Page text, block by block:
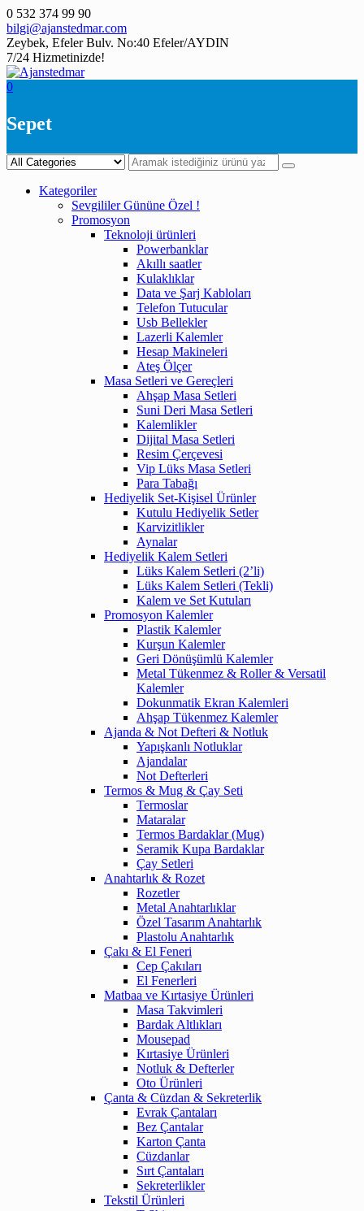
Skip
to
content
0 532 374 99 90
bilgi@ajanstedmar.com
Zeybek, Efeler Bulv. No:40 Efeler/AYDIN
7/24 Hizmetinizde!
0
Sepet
Kategoriler
Sevgililer Gününe Özel !
Promosyon
Teknoloji ürünleri
Powerbanklar
Akıllı saatler
Kulaklıklar
Data ve Şarj Kabloları
Telefon Tutucular
Usb Bellekler
Lazerli Kalemler
Hesap Makineleri
Ateş Ölçer
Masa Setleri ve Gereçleri
Ahşap Masa Setleri
Suni Deri Masa Setleri
Kalemlikler
Dijital Masa Setleri
Resim Çerçevesi
Vip Lüks Masa Setleri
Para Tabağı
Hediyelik Set-Kişisel Ürünler
Kutulu Hediyelik Setler
Karvizitlikler
Aynalar
Hediyelik Kalem Setleri
Lüks Kalem Setleri (2’li)
Lüks Kalem Setleri (Tekli)
Kalem ve Set Kutuları
Promosyon Kalemler
Plastik Kalemler
Kurşun Kalemler
Geri Dönüşümlü Kalemler
Metal Tükenmez & Roller & Versatil
Kalemler
Dokunmatik Ekran Kalemleri
Ahşap Tükenmez Kalemler
Ajanda & Not Defteri & Notluk
Yapışkanlı Notluklar
Ajandalar
Not Defterleri
Termos & Mug & Çay Seti
Termoslar
Mataralar
Termos Bardaklar (Mug)
Seramik Kupa Bardaklar
Çay Setleri
Anahtarlık & Rozet
Rozetler
Metal Anahtarlıklar
Özel Tasarım Anahtarlık
Plastolu Anahtarlık
Çakı & El Feneri
Cep Çakıları
El Fenerleri
Matbaa ve Kırtasiye Ürünleri
Masa Takvimleri
Bardak Altlıkları
Mousepad
Kırtasiye Ürünleri
Notluk & Defterler
Oto Ürünleri
Çanta & Cüzdan & Sekreterlik
Evrak Çantaları
Bez Çantalar
Karton Çanta
Cüzdanlar
Sırt Çantaları
Sekreterlikler
Tekstil Ürünleri